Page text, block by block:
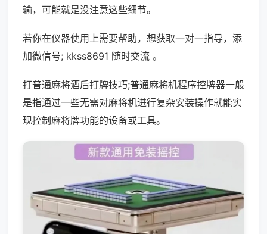
输，可能就是没注意这些细节。
若你在仪器使用上需要帮助，想获取一对一指导，添
加微信号; kkss8691 随时交流 。
打普通麻将酒后打牌技巧;普通麻将机程序控牌器一般
是指通过一些无需对麻将机进行复杂安装操作就能实
现控制麻将牌功能的设备或工具。